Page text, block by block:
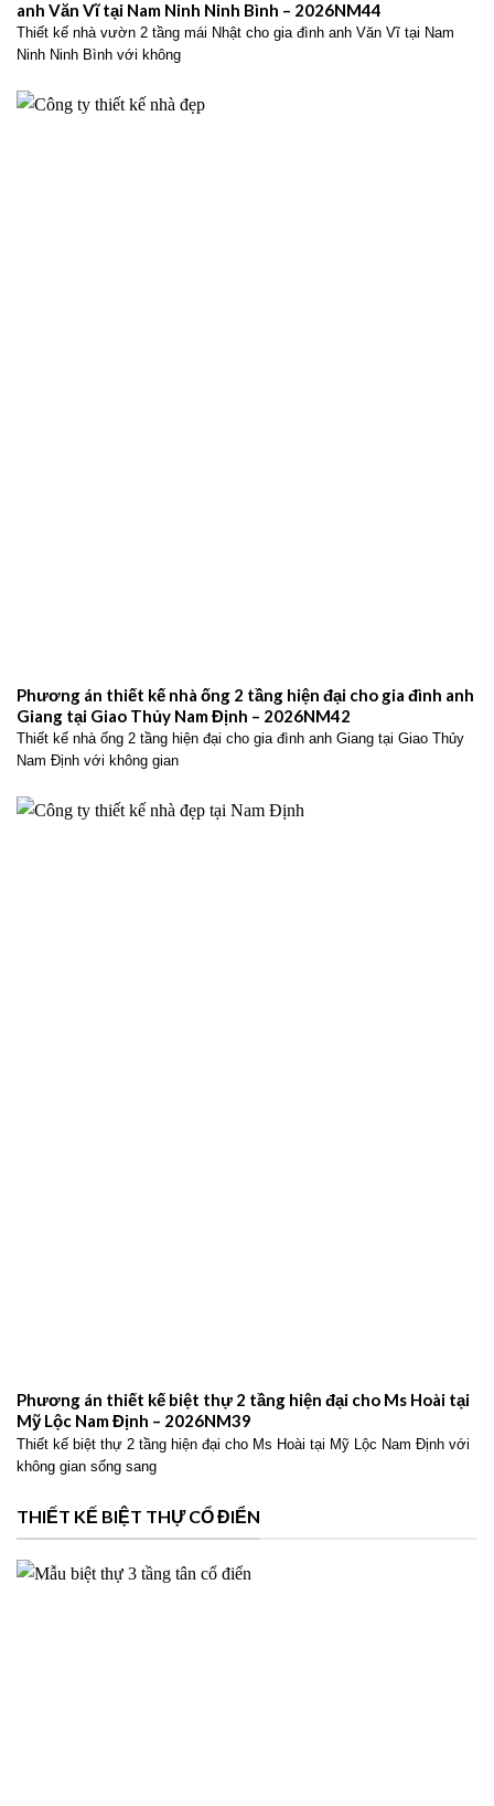
anh Văn Vĩ tại Nam Ninh Ninh Bình – 2026NM44
Thiết kế nhà vườn 2 tầng mái Nhật cho gia đình anh Văn Vĩ tại Nam
Ninh Ninh Bình với không
Phương án thiết kế nhà ống 2 tầng hiện đại cho gia đình anh
Giang tại Giao Thủy Nam Định – 2026NM42
Thiết kế nhà ống 2 tầng hiện đại cho gia đình anh Giang tại Giao Thủy
Nam Định với không gian
Phương án thiết kế biệt thự 2 tầng hiện đại cho Ms Hoài tại
Mỹ Lộc Nam Định – 2026NM39
Thiết kế biệt thự 2 tầng hiện đại cho Ms Hoài tại Mỹ Lộc Nam Định với
không gian sống sang
THIẾT KẾ BIỆT THỰ CỔ ĐIỂN